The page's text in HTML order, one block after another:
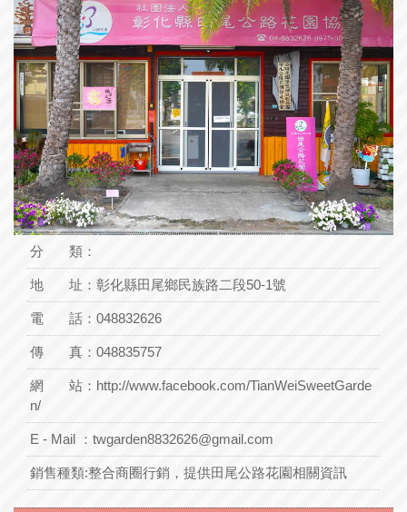
分 類：
地 址： 彰化縣田尾鄉民族路二段50-1號
電 話： 048832626
傳 真：048835757
網 站： http://www.facebook.com/TianWeiSweetGarde
n/
E - Mail ： twgarden8832626@gmail.com
銷售種類:整合商圈行銷，提供田尾公路花園相關資訊